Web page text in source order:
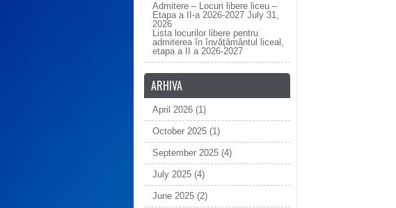
Admitere – Locuri libere liceu –
Etapa a II-a 2026-2027 July 31,
2026
Lista locurilor libere pentru
admiterea în învățământul liceal,
etapa a II a 2026-2027
ARHIVA
April 2026 (1)
October 2025 (1)
September 2025 (4)
July 2025 (4)
June 2025 (2)